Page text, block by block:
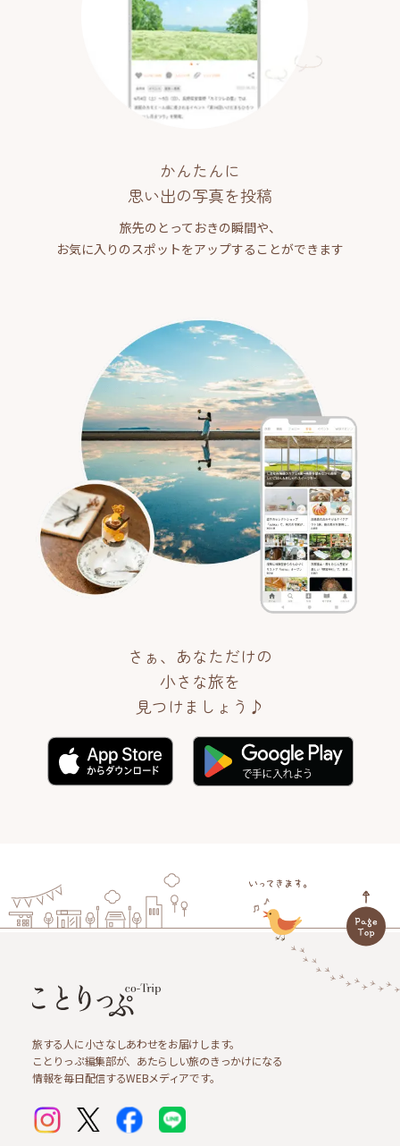
かんたんに
思い出の写真を投稿
旅先のとっておきの瞬間や、
お気に入りのスポットをアップすることができます
さぁ、あなただけの
小さな旅を
見つけましょう♪
旅する人に小さなしあわせをお届けします。
ことりっぷ編集部が、あたらしい旅のきっかけになる
情報を毎日配信するWEBメディアです。